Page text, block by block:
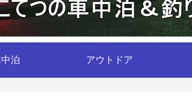
泊 アウトドア